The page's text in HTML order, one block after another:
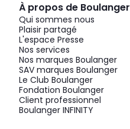
À propos de Boulanger
Qui sommes nous
Plaisir partagé
L'espace Presse
Nos services
Nos marques Boulanger
SAV marques Boulanger
Le Club Boulanger
Fondation Boulanger
Client professionnel
Boulanger INFINITY